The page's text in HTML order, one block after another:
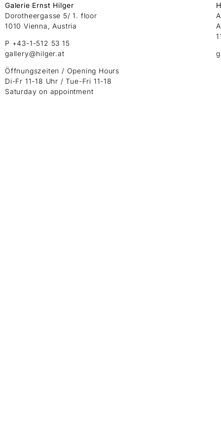
Galerie Ernst Hilger
Dorotheergasse 5/ 1. floor
1010 Vienna, Austria
P +43-1-512 53 15
gallery@hilger.at
Öffnungszeiten / Opening Hours
Di-Fr 11-18 Uhr / Tue-Fri 11-18
Saturday on appointment